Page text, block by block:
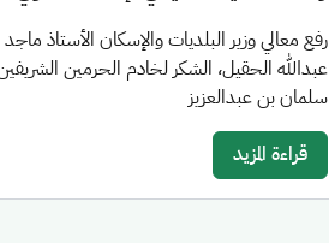
رفع معالي وزير البلديات والإسكان الأستاذ
عبدالله الحقيل، الشكر لخادم الحرمين
سلمان بن عبدالعزيز
قراءة المزيد